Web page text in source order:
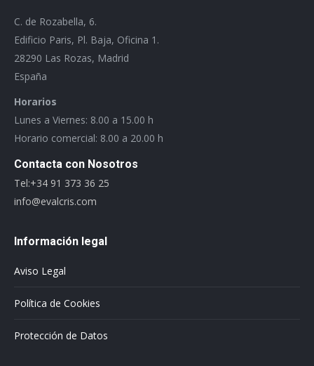
C. de Rozabella, 6.
Edificio Paris, Pl. Baja, Oficina 1.
28290 Las Rozas, Madrid
España
Horarios
Lunes a Viernes: 8.00 a 15.00 h
Horario comercial: 8.00 a 20.00 h
Contacta con Nosotros
Tel:+34 91 373 36 25
info@evalcris.com
Información legal
Aviso Legal
Política de Cookies
Protección de Datos